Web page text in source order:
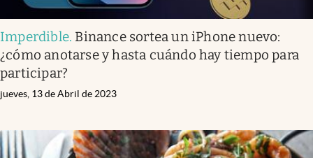
Imperdible. Binance sortea un iPhone nuevo:
¿cómo anotarse y hasta cuándo hay tiempo para
participar?
jueves, 13 de Abril de 2023